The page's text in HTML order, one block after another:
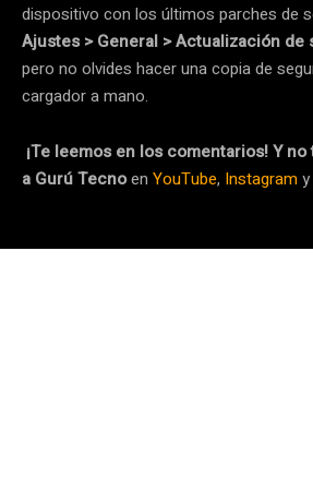
dispositivo con los últimos parches de
Ajustes > General > Actualización de
pero no olvides hacer una copia de
cargador a mano.
¡Te leemos en los comentarios! Y
a Gurú Tecnoen YouTube, Instagramy